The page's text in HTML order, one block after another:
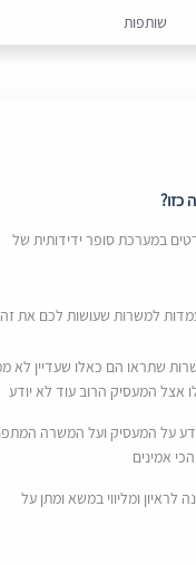
שותפות
כזו?
במערכת סופר ידידותית של
למשרות שעושות לכם את זה
שתראו הם כאלו שעדיין לא
אצל המעסיק הרוב עוד לא יודע
על המעסיק ועל המשרה
אמינים
לראיון ומליווי במשא ומתן על